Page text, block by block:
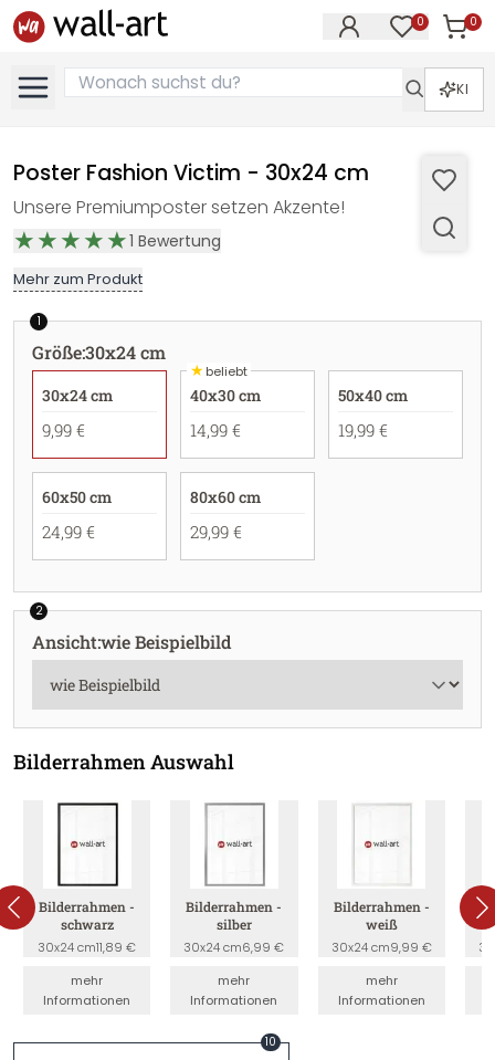
0 0
KI
Poster Fashion Victim - 30x24 cm
Unsere Premiumposter setzen Akzente!
1 Bewertung
Mehr zum Produkt
1
Größe:30x24 cm
30x24 cm
9,99 €
★beliebt
40x30 cm
14,99 €
50x40 cm
19,99 €
60x50 cm
24,99 €
80x60 cm
29,99 €
2
Ansicht:wie Beispielbild
Bilderrahmen Auswahl
Bilderrahmen -
schwarz
30x24 cm11,89 €
mehr
Informationen
Bilderrahmen -
silber
30x24 cm6,99 €
mehr
Informationen
Bilderrahmen -
weiß
30x24 cm9,99 €
mehr
Informationen
10